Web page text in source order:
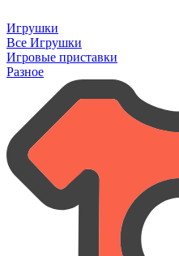
Игрушки
Все Игрушки
Игровые приставки
Разное